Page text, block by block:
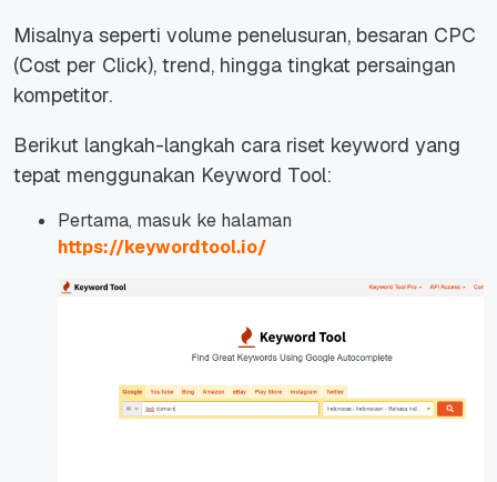
Misalnya seperti volume penelusuran, besaran CPC
(Cost per Click), trend, hingga tingkat persaingan
kompetitor.
Berikut langkah-langkah cara riset keyword yang
tepat menggunakan Keyword Tool:
Pertama, masuk ke halaman
https://keywordtool.io/